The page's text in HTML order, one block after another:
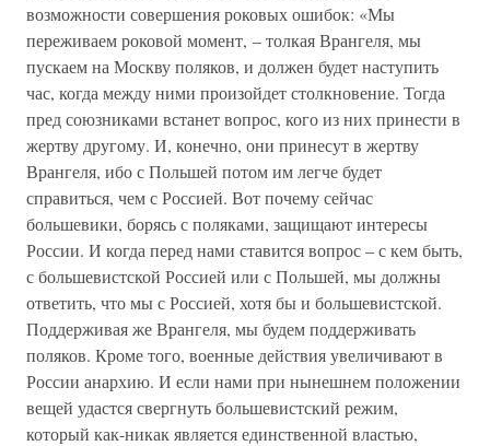
возможности совершения роковых ошибок: «Мы
переживаем роковой момент, – толкая Врангеля, мы
пускаем на Москву поляков, и должен будет наступить
час, когда между ними произойдет столкновение. Тогда
пред союзниками встанет вопрос, кого из них принести в
жертву другому. И, конечно, они принесут в жертву
Врангеля, ибо с Польшей потом им легче будет
справиться, чем с Россией. Вот почему сейчас
большевики, борясь с поляками, защищают интересы
России. И когда перед нами ставится вопрос – с кем быть,
с большевистской Россией или с Польшей, мы должны
ответить, что мы с Россией, хотя бы и большевистской.
Поддерживая же Врангеля, мы будем поддерживать
поляков. Кроме того, военные действия увеличивают в
России анархию. И если нами при нынешнем положении
вещей удастся свергнуть большевистский режим,
который как-никак является единственной властью,